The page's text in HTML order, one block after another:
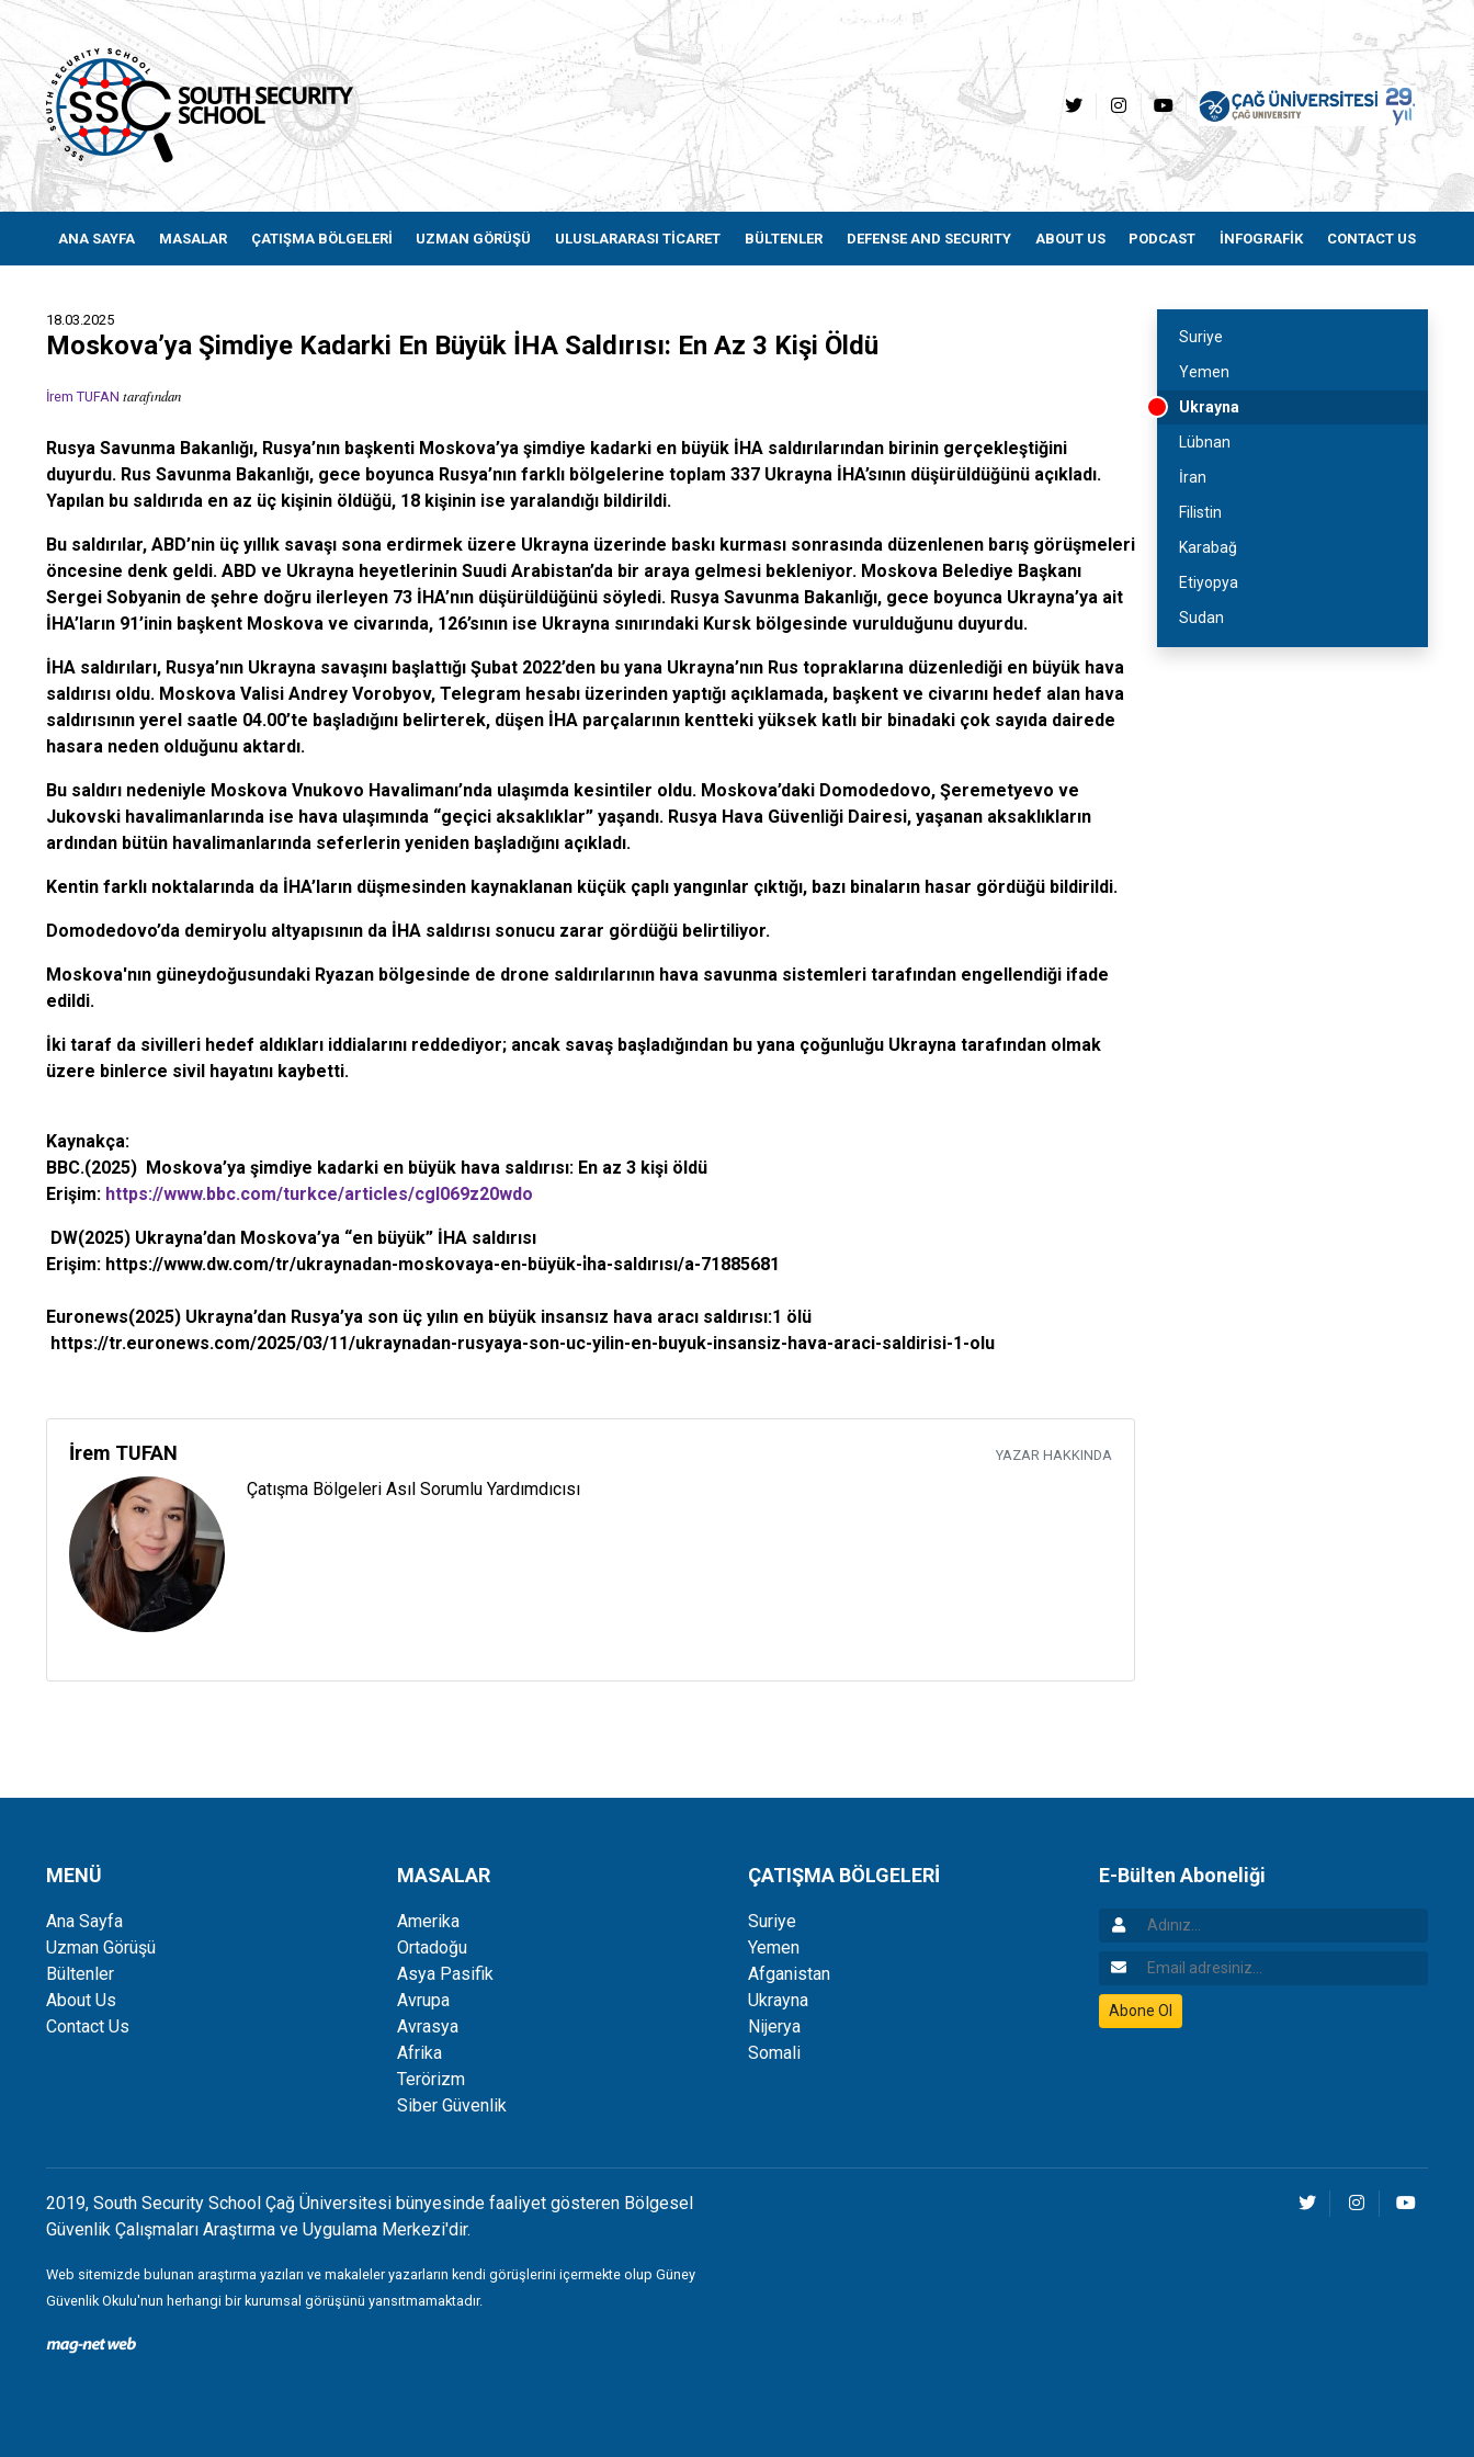
ANA SAYFA MASALAR ÇATIŞMA BÖLGELERİ UZMAN GÖRÜŞÜ ULUSLARARASI TİCARET BÜLTENLER DEFENSE AND SECURITY ABOUT US PODCAST İNFOGRAFİK CONTACT US
18.03.2025
Moskova’ya Şimdiye Kadarki En Büyük İHA Saldırısı: En Az 3 Kişi Öldü
İrem TUFAN tarafından
Rusya Savunma Bakanlığı, Rusya’nın başkenti Moskova’ya şimdiye kadarki en büyük İHA saldırılarından birinin gerçekleştiğini
duyurdu. Rus Savunma Bakanlığı, gece boyunca Rusya’nın farklı bölgelerine toplam 337 Ukrayna İHA’sının düşürüldüğünü açıkladı.
Yapılan bu saldırıda en az üç kişinin öldüğü, 18 kişinin ise yaralandığı bildirildi.
Bu saldırılar, ABD’nin üç yıllık savaşı sona erdirmek üzere Ukrayna üzerinde baskı kurması sonrasında düzenlenen barış görüşmeleri
öncesine denk geldi. ABD ve Ukrayna heyetlerinin Suudi Arabistan’da bir araya gelmesi bekleniyor. Moskova Belediye Başkanı
Sergei Sobyanin de şehre doğru ilerleyen 73 İHA’nın düşürüldüğünü söyledi. Rusya Savunma Bakanlığı, gece boyunca Ukrayna’ya ait
İHA’ların 91’inin başkent Moskova ve civarında, 126’sının ise Ukrayna sınırındaki Kursk bölgesinde vurulduğunu duyurdu.
İHA saldırıları, Rusya’nın Ukrayna savaşını başlattığı Şubat 2022’den bu yana Ukrayna’nın Rus topraklarına düzenlediği en büyük hava
saldırısı oldu. Moskova Valisi Andrey Vorobyov, Telegram hesabı üzerinden yaptığı açıklamada, başkent ve civarını hedef alan hava
saldırısının yerel saatle 04.00’te başladığını belirterek, düşen İHA parçalarının kentteki yüksek katlı bir binadaki çok sayıda dairede
hasara neden olduğunu aktardı.
Bu saldırı nedeniyle Moskova Vnukovo Havalimanı’nda ulaşımda kesintiler oldu. Moskova’daki Domodedovo, Şeremetyevo ve
Jukovski havalimanlarında ise hava ulaşımında “geçici aksaklıklar” yaşandı. Rusya Hava Güvenliği Dairesi, yaşanan aksaklıkların
ardından bütün havalimanlarında seferlerin yeniden başladığını açıkladı.
Kentin farklı noktalarında da İHA’ların düşmesinden kaynaklanan küçük çaplı yangınlar çıktığı, bazı binaların hasar gördüğü bildirildi.
Domodedovo’da demiryolu altyapısının da İHA saldırısı sonucu zarar gördüğü belirtiliyor.
Moskova'nın güneydoğusundaki Ryazan bölgesinde de drone saldırılarının hava savunma sistemleri tarafından engellendiği ifade
edildi.
İki taraf da sivilleri hedef aldıkları iddialarını reddediyor; ancak savaş başladığından bu yana çoğunluğu Ukrayna tarafından olmak
üzere binlerce sivil hayatını kaybetti.
Kaynakça:
BBC.(2025) Moskova’ya şimdiye kadarki en büyük hava saldırısı: En az 3 kişi öldü
Erişim: https://www.bbc.com/turkce/articles/cgl069z20wdo
DW(2025) Ukrayna’dan Moskova’ya “en büyük” İHA saldırısı
Erişim: https://www.dw.com/tr/ukraynadan-moskovaya-en-büyük-i̇ha-saldırısı/a-71885681
Euronews(2025) Ukrayna’dan Rusya’ya son üç yılın en büyük insansız hava aracı saldırısı:1 ölü
https://tr.euronews.com/2025/03/11/ukraynadan-rusyaya-son-uc-yilin-en-buyuk-insansiz-hava-araci-saldirisi-1-olu
İrem TUFAN YAZAR HAKKINDA
Çatışma Bölgeleri Asıl Sorumlu Yardımdıcısı
Suriye
Yemen
Ukrayna
Lübnan
İran
Filistin
Karabağ
Etiyopya
Sudan
MENÜ
Ana Sayfa
Uzman Görüşü
Bültenler
About Us
Contact Us
MASALAR
Amerika
Ortadoğu
Asya Pasifik
Avrupa
Avrasya
Afrika
Terörizm
Siber Güvenlik
ÇATIŞMA BÖLGELERİ
Suriye
Yemen
Afganistan
Ukrayna
Nijerya
Somali
E-Bülten Aboneliği
Adınız
Email Adresiniz
Abone Ol
2019, South Security School Çağ Üniversitesi bünyesinde faaliyet gösteren Bölgesel
Güvenlik Çalışmaları Araştırma ve Uygulama Merkezi'dir.
Web sitemizde bulunan araştırma yazıları ve makaleler yazarların kendi görüşlerini içermekte olup Güney
Güvenlik Okulu'nun herhangi bir kurumsal görüşünü yansıtmamaktadır.